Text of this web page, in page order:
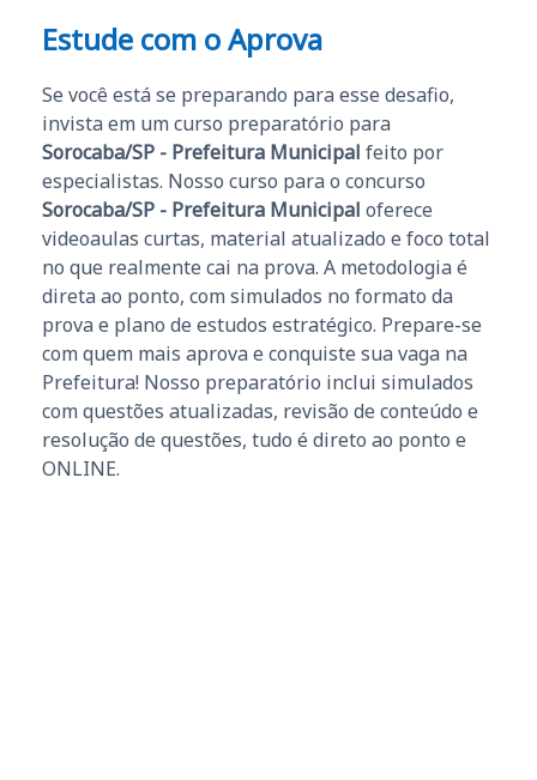
Estude com o Aprova
Se você está se preparando para esse desafio,
invista em um curso preparatório para
Sorocaba/SP - Prefeitura Municipal feito por
especialistas. Nosso curso para o concurso
Sorocaba/SP - Prefeitura Municipal oferece
videoaulas curtas, material atualizado e foco total
no que realmente cai na prova. A metodologia é
direta ao ponto, com simulados no formato da
prova e plano de estudos estratégico. Prepare-se
com quem mais aprova e conquiste sua vaga na
Prefeitura! Nosso preparatório inclui simulados
com questões atualizadas, revisão de conteúdo e
resolução de questões, tudo é direto ao ponto e
ONLINE.